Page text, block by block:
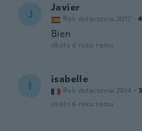
J Javier
Rok dołączenia 2017 ·
Bien
około 6 roku temu
I isabelle
Rok dołączenia 2014 ·
około 6 roku temu